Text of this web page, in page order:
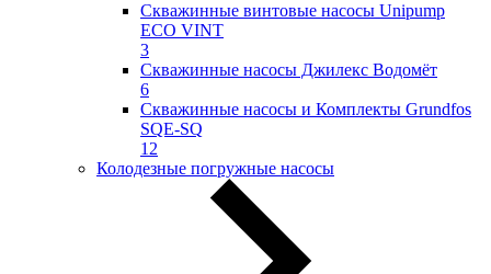
Скважинные винтовые насосы Unipump
ECO VINT
3
Скважинные насосы Джилекс Водомёт
6
Скважинные насосы и Комплекты Grundfos
SQE-SQ
12
Колодезные погружные насосы